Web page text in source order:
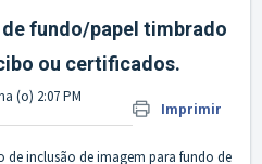
fundo/papel timbrado
ou certificados.
Imprimir
(o) 2:07 PM
de inclusão de imagem para fundo de